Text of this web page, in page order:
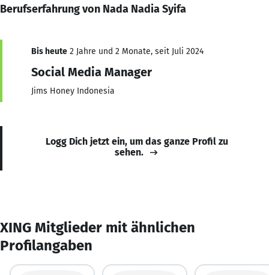
Berufserfahrung von Nada Nadia Syifa
Bis heute 2 Jahre und 2 Monate, seit Juli 2024
Social Media Manager
Jims Honey Indonesia
Logg Dich jetzt ein, um das ganze Profil zu
sehen.
XING Mitglieder mit ähnlichen
Profilangaben